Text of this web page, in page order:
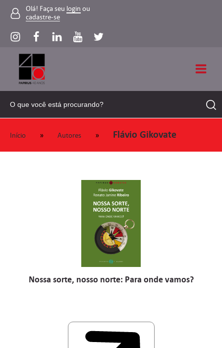
Olá! Faça seu login ou
cadastre-se
Início » Autores » Flávio Gikovate
Nossa sorte, nosso norte: Para onde vamos?